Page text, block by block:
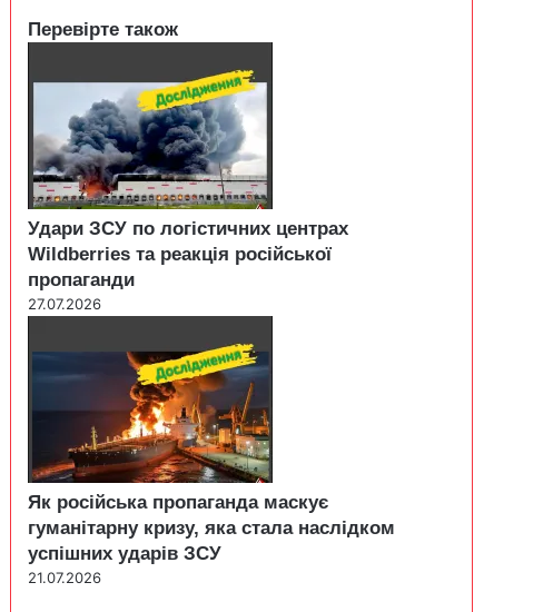
Перевірте також
Удари ЗСУ по логістичних центрах
Wildberries та реакція російської
пропаганди
27.07.2026
Як російська пропаганда маскує
гуманітарну кризу, яка стала наслідком
успішних ударів ЗСУ
21.07.2026